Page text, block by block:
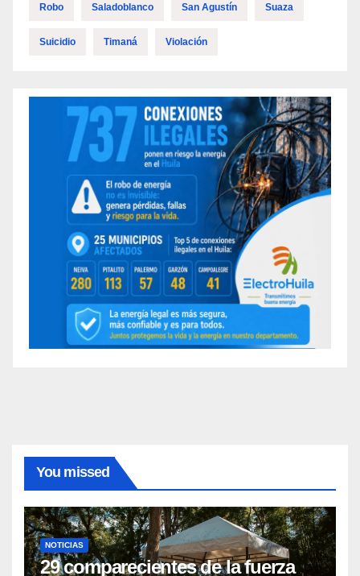
Robo Saladoblanco San Agustín Suaza
Suicidio Timaná Violación
You missed
NOTICIAS
29 comparecientes de la fuerza